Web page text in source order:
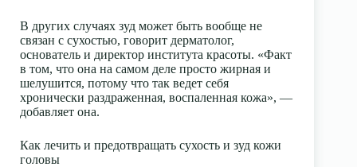
В других случаях зуд может быть вообще не
связан с сухостью, говорит дерматолог,
основатель и директор института красоты. «Факт
в том, что она на самом деле просто жирная и
шелушится, потому что так ведет себя
хронически раздраженная, воспаленная кожа», —
добавляет она.
Как лечить и предотвращать сухость и зуд кожи
головы